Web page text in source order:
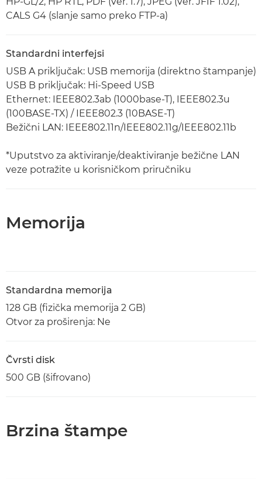
CALS G4 (slanje samo preko FTP-a)
Standardni interfejsi
USB A priključak: USB memorija (direktno štampanje)
USB B priključak: Hi-Speed USB
Ethernet: IEEE802.3ab (1000base-T), IEEE802.3u
(100BASE-TX) / IEEE802.3 (10BASE-T)
Bežični LAN: IEEE802.11n/IEEE802.11g/IEEE802.11b
*Uputstvo za aktiviranje/deaktiviranje bežične LAN
veze potražite u korisničkom priručniku
Memorija
Standardna memorija
128 GB (fizička memorija 2 GB)
Otvor za proširenja: Ne
Čvrsti disk
500 GB (šifrovano)
Brzina štampe